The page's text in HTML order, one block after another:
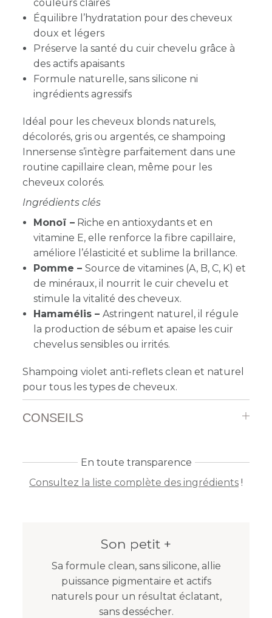
couleurs claires
Équilibre l’hydratation pour des cheveux
doux et légers
Préserve la santé du cuir chevelu grâce à
des actifs apaisants
Formule naturelle, sans silicone ni
ingrédients agressifs
Idéal pour les cheveux blonds naturels,
décolorés, gris ou argentés, ce shampoing
Innersense s’intègre parfaitement dans une
routine capillaire clean, même pour les
cheveux colorés.
Ingrédients clés
Monoï – Riche en antioxydants et en
vitamine E, elle renforce la fibre capillaire,
améliore l’élasticité et sublime la brillance.
Pomme – Source de vitamines (A, B, C, K) et
de minéraux, il nourrit le cuir chevelu et
stimule la vitalité des cheveux.
Hamamélis – Astringent naturel, il régule
la production de sébum et apaise les cuir
chevelus sensibles ou irrités.
Shampoing violet anti-reflets clean et naturel
pour tous les types de cheveux.
CONSEILS
En toute transparence
Consultez la liste complète des ingrédients !
Son petit +
Sa formule clean, sans silicone, allie
puissance pigmentaire et actifs
naturels pour un résultat éclatant,
sans dessécher.